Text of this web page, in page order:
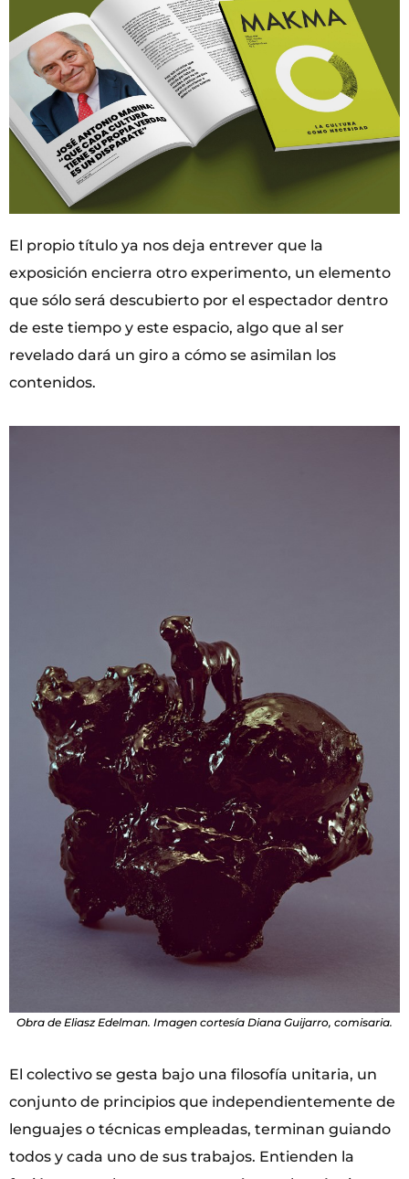
El propio título ya nos deja entrever que la
exposición encierra otro experimento, un elemento
que sólo será descubierto por el espectador dentro
de este tiempo y este espacio, algo que al ser
revelado dará un giro a cómo se asimilan los
contenidos.
Obra de Eliasz Edelman. Imagen cortesía Diana Guijarro, comisaria.
El colectivo se gesta bajo una filosofía unitaria, un
conjunto de principios que independientemente de
lenguajes o técnicas empleadas, terminan guiando
todos y cada uno de sus trabajos. Entienden la